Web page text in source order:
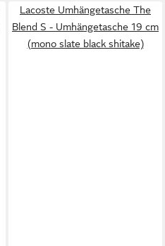
Lacoste Umhängetasche The
Blend S - Umhängetasche 19 cm
(mono slate black shitake)